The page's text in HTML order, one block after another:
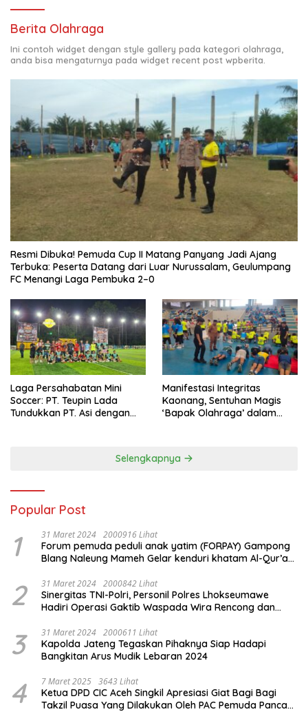
Berita Olahraga
Ini contoh widget dengan style gallery pada kategori olahraga,
anda bisa mengaturnya pada widget recent post wpberita.
Resmi Dibuka! Pemuda Cup II Matang Panyang Jadi Ajang
Terbuka: Peserta Datang dari Luar Nurussalam, Geulumpang
FC Menangi Laga Pembuka 2–0
Laga Persahabatan Mini
Soccer: PT. Teupin Lada
Tundukkan PT. Asi dengan
Manifestasi Integritas
Kaonang, Sentuhan Magis
‘Bapak Olahraga’ dalam
Selengkapnya
Popular Post
1 31 Maret 2024 2000916 Lihat
Forum pemuda peduli anak yatim (FORPAY) Gampong
Blang Naleung Mameh Gelar kenduri khatam Al-Qur’an
2 31 Maret 2024 2000842 Lihat
Sinergitas TNI-Polri, Personil Polres Lhokseumawe
Hadiri Operasi Gaktib Waspada Wira Rencong dan
3 31 Maret 2024 2000611 Lihat
Kapolda Jateng Tegaskan Pihaknya Siap Hadapi
Bangkitan Arus Mudik Lebaran 2024
4 7 Maret 2025 3643 Lihat
Ketua DPD CIC Aceh Singkil Apresiasi Giat Bagi Bagi
Takzil Puasa Yang Dilakukan Oleh PAC Pemuda Panca